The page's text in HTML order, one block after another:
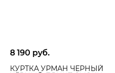
8 190 руб.
КУРТКА УРМАН ЧЁРНЫЙ